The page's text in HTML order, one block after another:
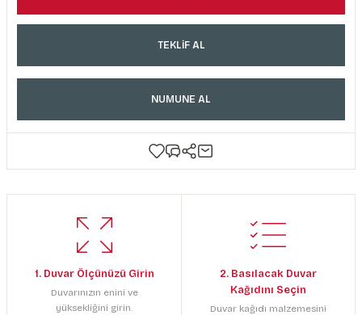
TEKLİF AL
NUMUNE AL
1. Duvar Ölçünüzü Girin
Duvarınızın enini ve
yüksekliğini girin.
2. Basılacak Duvar
Kağıdını Seçin
Duvar kağıdı malzemesini